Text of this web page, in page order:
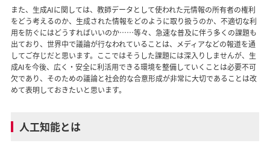
また、生成AIに関しては、教師データとして使われた元情報の所有者の権利
をどう考えるのか、生成された情報をどのように取り扱うのか、不適切な利
用を防ぐにはどうすればいいのか……等々、急速な普及に伴う多くの課題も
出ており、世界中で議論が行なわれていることは、メディアなどの報道を通
してご存じだと思います。ここではそうした課題には深入りしませんが、生
成AIを今後、広く・安全に利活用できる環境を整備していくことは必要不可
欠であり、そのための議論と社会的な合意形成が非常に大切であることは改
めて表明しておきたいと思います。
人工知能とは